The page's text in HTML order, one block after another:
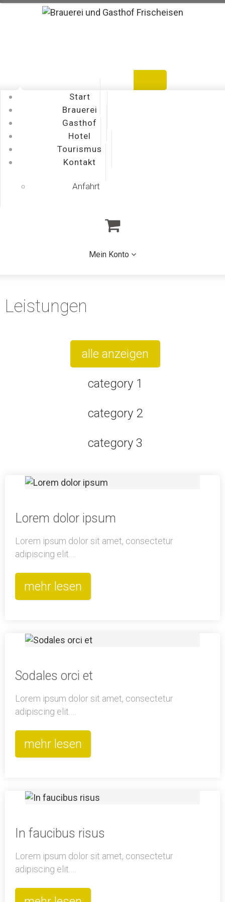
Start
Brauerei
Gasthof
Hotel
Tourismus
Kontakt
Anfahrt
Mein Konto
Leistungen
alle anzeigen
category 1
category 2
category 3
Lorem dolor ipsum
Lorem ipsum dolor sit amet, consectetur
adipiscing elit.…
mehr lesen
Sodales orci et
Lorem ipsum dolor sit amet, consectetur
adipiscing elit.…
mehr lesen
In faucibus risus
Lorem ipsum dolor sit amet, consectetur
adipiscing elit.…